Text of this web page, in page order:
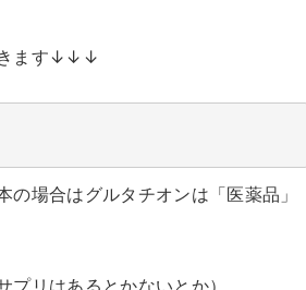
きます↓↓↓
場合はグルタチオンは「医薬品」